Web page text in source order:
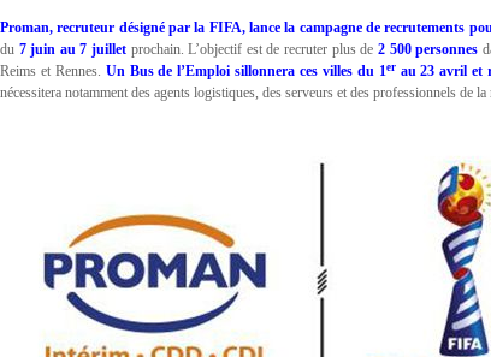
Proman, recruteur désigné par la FIFA, lance la campagne de recrutements
du 7 juin au 7 juillet prochain. L’objectif est de recruter plus de 2 500 personnes
Reims et Rennes. Un Bus de l’Emploi sillonnera ces villes du 1erau 23 avril et
nécessitera notamment des agents logistiques, des serveurs et des professionnels de